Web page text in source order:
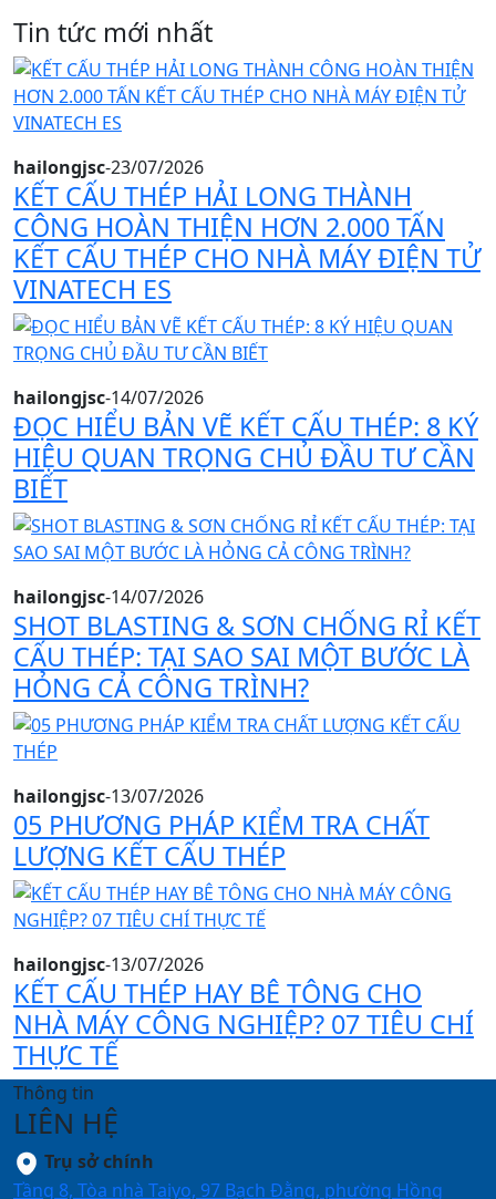
Tin tức mới nhất
hailongjsc-23/07/2026
KẾT CẤU THÉP HẢI LONG THÀNH
CÔNG HOÀN THIỆN HƠN 2.000 TẤN
KẾT CẤU THÉP CHO NHÀ MÁY ĐIỆN TỬ
VINATECH ES
hailongjsc-14/07/2026
ĐỌC HIỂU BẢN VẼ KẾT CẤU THÉP: 8 KÝ
HIỆU QUAN TRỌNG CHỦ ĐẦU TƯ CẦN
BIẾT
hailongjsc-14/07/2026
SHOT BLASTING & SƠN CHỐNG RỈ KẾT
CẤU THÉP: TẠI SAO SAI MỘT BƯỚC LÀ
HỎNG CẢ CÔNG TRÌNH?
hailongjsc-13/07/2026
05 PHƯƠNG PHÁP KIỂM TRA CHẤT
LƯỢNG KẾT CẤU THÉP
hailongjsc-13/07/2026
KẾT CẤU THÉP HAY BÊ TÔNG CHO
NHÀ MÁY CÔNG NGHIỆP? 07 TIÊU CHÍ
THỰC TẾ
Thông tin
LIÊN HỆ
Trụ sở chính
Tầng 8, Tòa nhà Taiyo, 97 Bạch Đằng, phường Hồng